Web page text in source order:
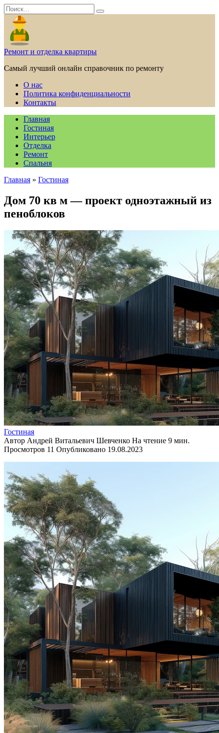
Перейти
к
содержанию
Search
for:
Ремонт и отделка квартиры
Самый лучший онлайн справочник по ремонту
О нас
Политика конфиденциальности
Контакты
Главная
Гостиная
Интерьер
Отделка
Ремонт
Спальня
Главная » Гостиная
Дом 70 кв м — проект одноэтажный из
пеноблоков
Гостиная
Автор Андрей Витальевич Шевченко На чтение 9 мин.
Просмотров 11 Опубликовано 19.08.2023